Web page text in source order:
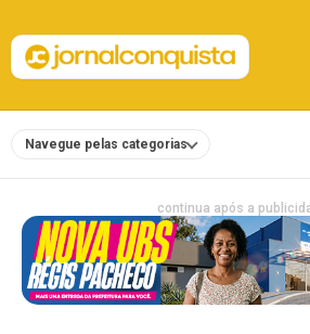
Navegue pelas categorias
continua após a